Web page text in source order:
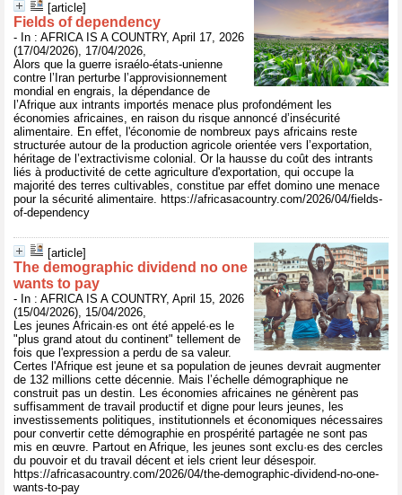
[article]
Fields of dependency
- In : AFRICA IS A COUNTRY, April 17, 2026
(17/04/2026), 17/04/2026,
Alors que la guerre israélo-états-unienne
contre l’Iran perturbe l’approvisionnement
mondial en engrais, la dépendance de
l’Afrique aux intrants importés menace plus profondément les
économies africaines, en raison du risque annoncé d’insécurité
alimentaire. En effet, l'économie de nombreux pays africains reste
structurée autour de la production agricole orientée vers l’exportation,
héritage de l’extractivisme colonial. Or la hausse du coût des intrants
liés à productivité de cette agriculture d'exportation, qui occupe la
majorité des terres cultivables, constitue par effet domino une menace
pour la sécurité alimentaire. https://africasacountry.com/2026/04/fields-
of-dependency
[article]
The demographic dividend no one
wants to pay
- In : AFRICA IS A COUNTRY, April 15, 2026
(15/04/2026), 15/04/2026,
Les jeunes Africain·es ont été appelé·es le
"plus grand atout du continent" tellement de
fois que l'expression a perdu de sa valeur.
Certes l'Afrique est jeune et sa population de jeunes devrait augmenter
de 132 millions cette décennie. Mais l’échelle démographique ne
construit pas un destin. Les économies africaines ne génèrent pas
suffisamment de travail productif et digne pour leurs jeunes, les
investissements politiques, institutionnels et économiques nécessaires
pour convertir cette démographie en prospérité partagée ne sont pas
mis en œuvre. Partout en Afrique, les jeunes sont exclu·es des cercles
du pouvoir et du travail décent et iels crient leur désespoir.
https://africasacountry.com/2026/04/the-demographic-dividend-no-one-
wants-to-pay